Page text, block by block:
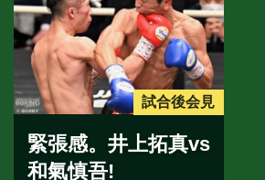
試合後会見
緊張感。井上拓真vs
和氣慎吾!